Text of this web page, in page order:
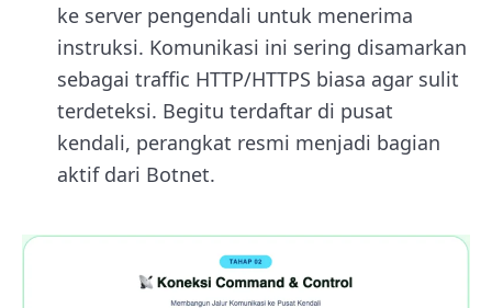
ke server pengendali untuk menerima
instruksi. Komunikasi ini sering disamarkan
sebagai traffic HTTP/HTTPS biasa agar sulit
terdeteksi. Begitu terdaftar di pusat
kendali, perangkat resmi menjadi bagian
aktif dari Botnet.